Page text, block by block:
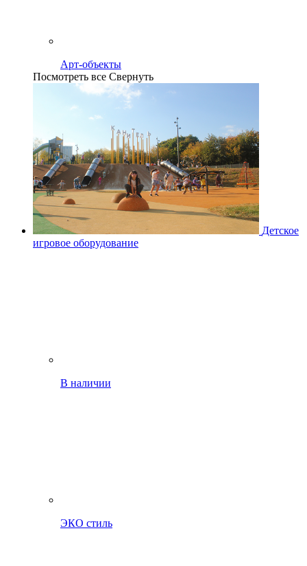
Арт-объекты
Посмотреть все Свернуть
Детское
игровое оборудование
В наличии
ЭКО стиль